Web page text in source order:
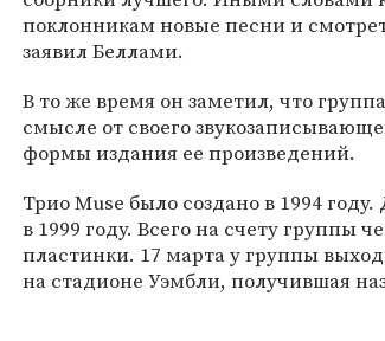
поклонникам новые песни и
заявил Беллами.
В то же время он заметил, что
смысле от своего
формы издания ее произведений.
Трио Muse было создано в 1994
в 1999 году. Всего на счету группы
пластинки. 17 марта у группы
на стадионе Уэмбли, получившая